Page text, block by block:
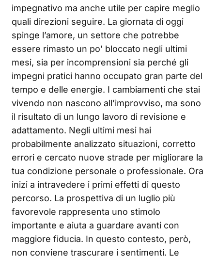
impegnativo ma anche utile per capire meglio
quali direzioni seguire. La giornata di oggi
spinge l’amore, un settore che potrebbe
essere rimasto un po’ bloccato negli ultimi
mesi, sia per incomprensioni sia perché gli
impegni pratici hanno occupato gran parte del
tempo e delle energie. I cambiamenti che stai
vivendo non nascono all’improvviso, ma sono
il risultato di un lungo lavoro di revisione e
adattamento. Negli ultimi mesi hai
probabilmente analizzato situazioni, corretto
errori e cercato nuove strade per migliorare la
tua condizione personale o professionale. Ora
inizi a intravedere i primi effetti di questo
percorso. La prospettiva di un luglio più
favorevole rappresenta uno stimolo
importante e aiuta a guardare avanti con
maggiore fiducia. In questo contesto, però,
non conviene trascurare i sentimenti. Le